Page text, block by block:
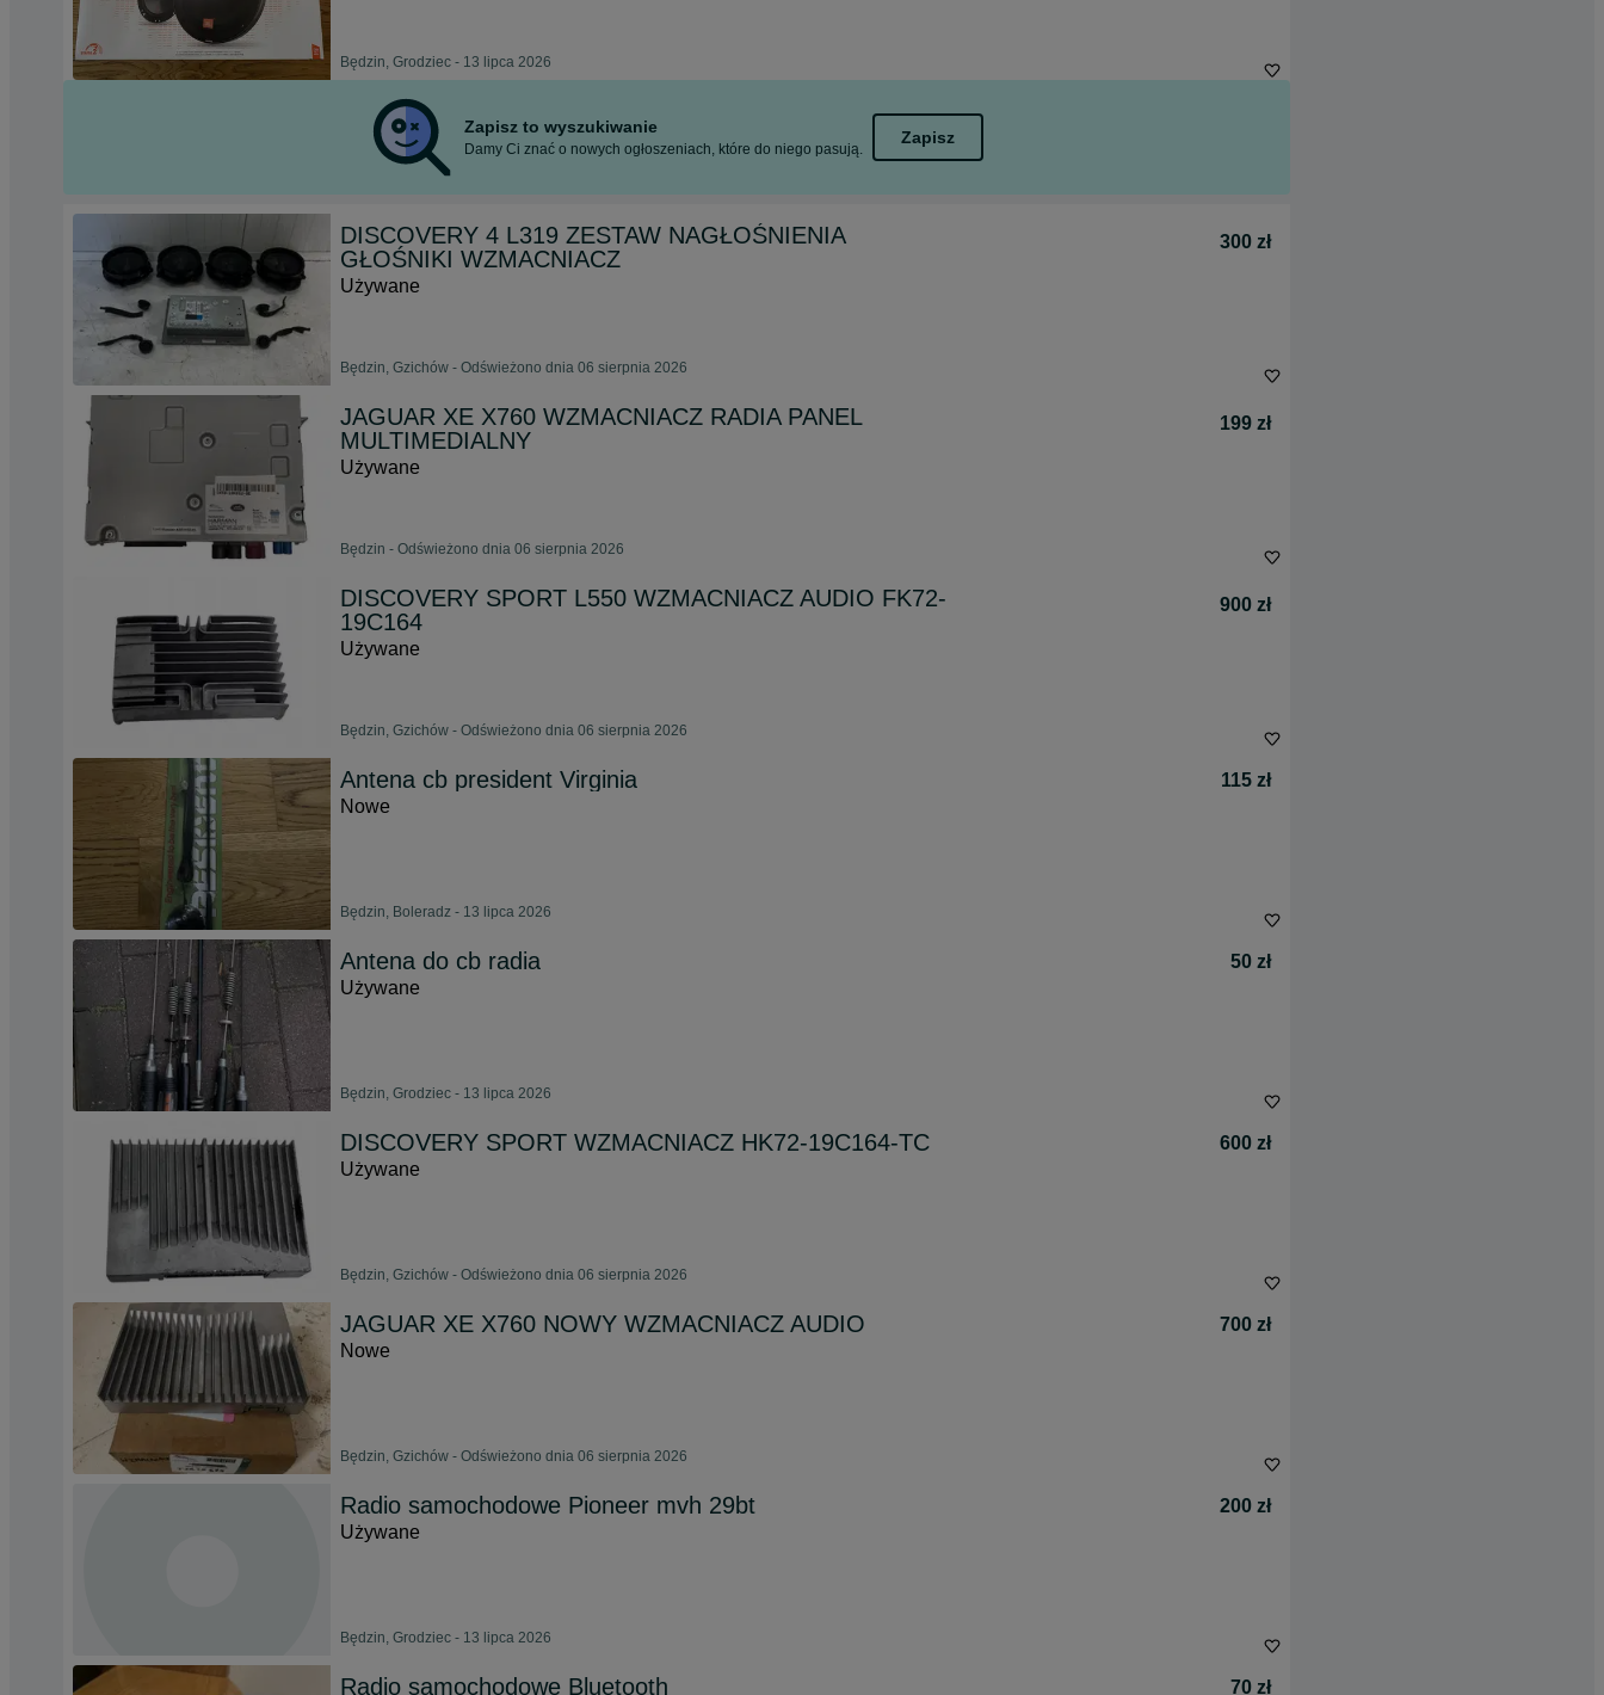
Będzin, Grodziec - 13 lipca 2026
Zapisz to wyszukiwanie
Damy Ci znać o nowych ogłoszeniach, które do niego pasują.
Zapisz
DISCOVERY 4 L319 ZESTAW NAGŁOŚNIENIA
GŁOŚNIKI WZMACNIACZ
300 zł
Używane
Będzin, Gzichów - Odświeżono dnia 06 sierpnia 2026
JAGUAR XE X760 WZMACNIACZ RADIA PANEL
MULTIMEDIALNY
199 zł
Używane
Będzin - Odświeżono dnia 06 sierpnia 2026
DISCOVERY SPORT L550 WZMACNIACZ AUDIO FK72-
19C164
900 zł
Używane
Będzin, Gzichów - Odświeżono dnia 06 sierpnia 2026
Antena cb president Virginia
115 zł
Nowe
Będzin, Boleradz - 13 lipca 2026
Antena do cb radia
50 zł
Używane
Będzin, Grodziec - 13 lipca 2026
DISCOVERY SPORT WZMACNIACZ HK72-19C164-TC
600 zł
Używane
Będzin, Gzichów - Odświeżono dnia 06 sierpnia 2026
JAGUAR XE X760 NOWY WZMACNIACZ AUDIO
700 zł
Nowe
Będzin, Gzichów - Odświeżono dnia 06 sierpnia 2026
Radio samochodowe Pioneer mvh 29bt
200 zł
Używane
Będzin, Grodziec - 13 lipca 2026
Radio samochodowe Bluetooth 70 zł